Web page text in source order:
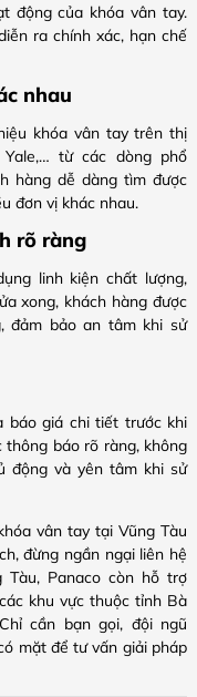
động của khóa vân tay.
ra chính xác, hạn chế
nhau
khóa vân tay trên thị
Yale,… từ các dòng phổ
hàng dễ dàng tìm được
đơn vị khác nhau.
rõ ràng
linh kiện chất lượng,
xong, khách hàng được
đảm bảo an tâm khi sử
báo giá chi tiết trước khi
thông báo rõ ràng, không
động và yên tâm khi sử
vân tay tại Vũng Tàu
đừng ngần ngại liên hệ
Tàu, Panaco còn hỗ trợ
khu vực thuộc tỉnh Bà
cần bạn gọi, đội ngũ
mặt để tư vấn giải pháp